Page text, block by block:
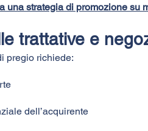
una strategia di promozione su
trattative e
pregio richiede:
dell’acquirente